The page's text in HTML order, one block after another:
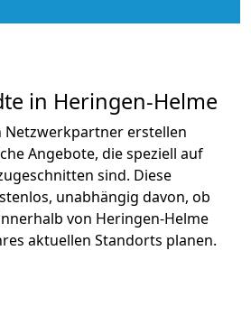
in Heringen-Helme
erstellen
Angebote, die speziell auf
sind. Diese
unabhängig davon, ob
von Heringen-Helme
aktuellen Standorts planen.